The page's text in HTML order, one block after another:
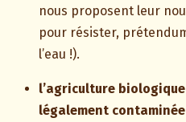
nous proposent leur
pour résister,
l’eau !).
l’agriculture
légalement